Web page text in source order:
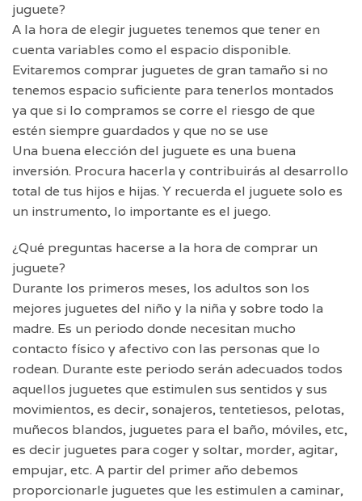
juguete?
A la hora de elegir juguetes tenemos que tener en
cuenta variables como el espacio disponible.
Evitaremos comprar juguetes de gran tamaño si no
tenemos espacio suficiente para tenerlos montados
ya que si lo compramos se corre el riesgo de que
estén siempre guardados y que no se use
Una buena elección del juguete es una buena
inversión. Procura hacerla y contribuirás al desarrollo
total de tus hijos e hijas. Y recuerda el juguete solo es
un instrumento, lo importante es el juego.
¿Qué preguntas hacerse a la hora de comprar un
juguete?
Durante los primeros meses, los adultos son los
mejores juguetes del niño y la niña y sobre todo la
madre. Es un periodo donde necesitan mucho
contacto físico y afectivo con las personas que lo
rodean. Durante este periodo serán adecuados todos
aquellos juguetes que estimulen sus sentidos y sus
movimientos, es decir, sonajeros, tentetiesos, pelotas,
muñecos blandos, juguetes para el baño, móviles, etc,
es decir juguetes para coger y soltar, morder, agitar,
empujar, etc. A partir del primer año debemos
proporcionarle juguetes que les estimulen a caminar,